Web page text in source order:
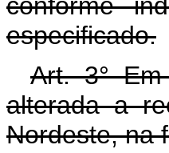
especificado.
Art. 3°
alterada a
Nordeste, na